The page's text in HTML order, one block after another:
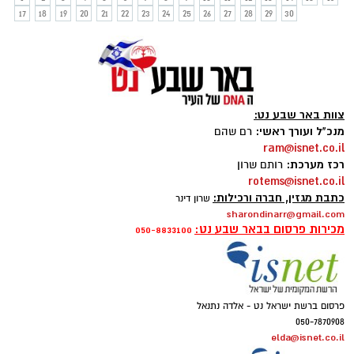
17
18 19 20 21 22 23 24 25 26 27 28 29 30
צוות באר שבע נט:
מנכ"ל ועורך ראשי: רם שהם
ram@isnet.co.il
רכז מערכת: רותם שרון
rotems@isnet.co.il
כתבת מגזין, חברה ורכילות: שרון דינר
sharondinarr@gmail.com
מכירות פרסום בבאר שבע נט: 050-8833100
פרסום ברשת ישראל נט - אלדה נתנאל
050-7870908
elda@isnet.co.il